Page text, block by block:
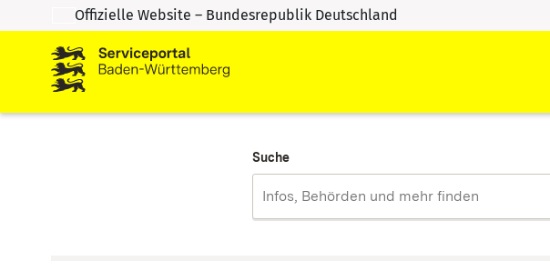
Zum Inhalt springen
Zur Suche springen
Offizielle Website – Bundesrepublik Deutschland
Suche